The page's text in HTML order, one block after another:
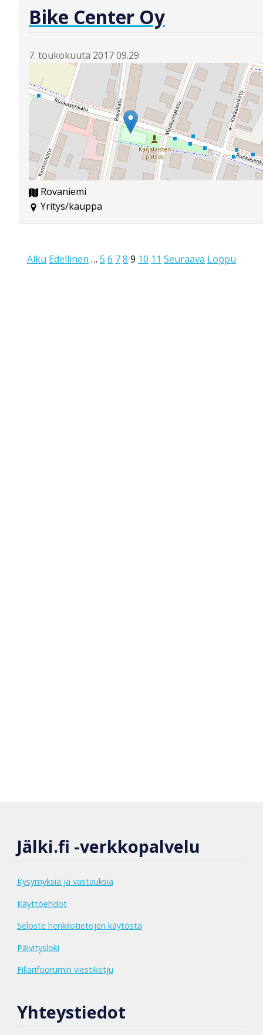
Bike Center Oy
7. toukokuuta 2017 09.29
Rovaniemi
Yritys/kauppa
Alku Edellinen … 5 6 78 9 10 11 Seuraava Loppu
Jälki.fi -verkkopalvelu
Kysymyksiä ja vastauksia
Käyttöehdot
Seloste henkilötietojen käytöstä
Päivitysloki
Fillarifoorumin viestiketju
Yhteystiedot